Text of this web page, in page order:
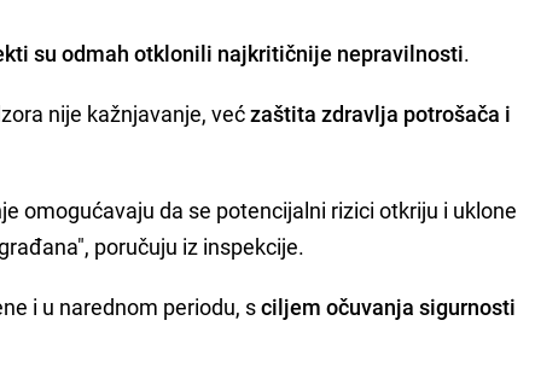
su odmah otklonili najkritičnije nepravilnosti.
nije kažnjavanje, većzaštita zdravlja potrošača i
omogućavaju da se potencijalni rizici otkriju i uklone
poručuju iz inspekcije.
i u narednom periodu, sciljem očuvanja sigurnosti